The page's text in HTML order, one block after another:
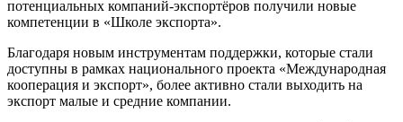
потенциальных компаний-экспортёров получили новые
компетенции в «Школе экспорта».
Благодаря новым инструментам поддержки, которые стали
доступны в рамках национального проекта «Международная
кооперация и экспорт», более активно стали выходить на
экспорт малые и средние компании.